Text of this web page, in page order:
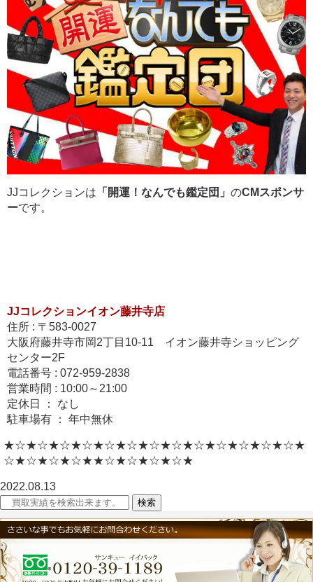
JJコレクションは 「開運！なんでも鑑定団」 のCMスポンサ
ーです。
JJコレクションイオン藤井寺店
住所 : 〒583-0027
大阪府藤井寺市岡2丁目10-11 イオン藤井寺ショッピング
センター2F
電話番号 : 072-959-2838
営業時間 : 10:00～21:00
定休日 ： なし
駐車場有 ： 年中無休
★☆★☆★☆★☆★☆★☆★☆★☆★☆★☆★☆★☆★☆★
☆★☆★☆★☆★★☆★☆★☆★☆★
2022.08.13